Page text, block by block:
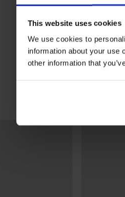
This website uses cookies
We use cookies to
information about your use
other information that